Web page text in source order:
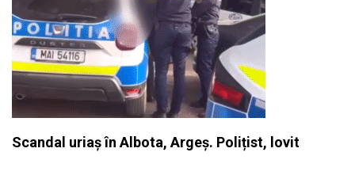
Scandal uriaș în Albota, Argeș. Polițist, lovit